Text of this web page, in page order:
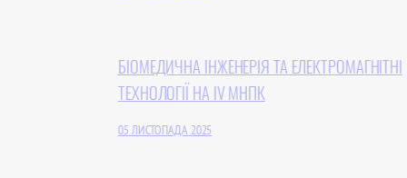
БІОМЕДИЧНА ІНЖЕНЕРІЯ ТА ЕЛЕКТРОМАГНІТНІ
ТЕХНОЛОГІЇ НА IV МНПК
05 ЛИСТОПАДА 2025